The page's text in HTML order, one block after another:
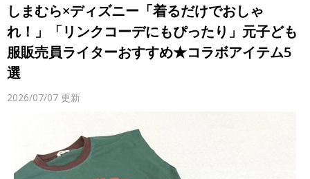
しまむら×ディズニー「着るだけでおしゃ
れ！」「リンクコーデにもぴったり」元子ども
服販売員ライターおすすめ★コラボアイテム5
選
2026/07/07 更新